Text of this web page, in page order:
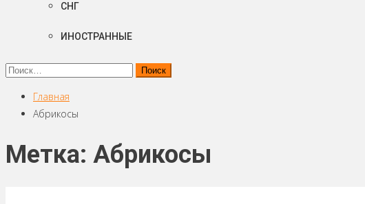
СНГ
ИНОСТРАННЫЕ
Найти:
Главная
Абрикосы
Метка: Абрикосы